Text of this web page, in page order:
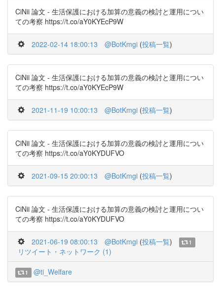
CiNii 論文 - 生活保護における加算の意義の検討と運用につい
ての考察 https://t.co/aY0KYEcP9W
2022-02-14 18:00:13 @BotKmgi (投稿一覧)
CiNii 論文 - 生活保護における加算の意義の検討と運用につい
ての考察 https://t.co/aY0KYEcP9W
2021-11-19 10:00:13 @BotKmgi (投稿一覧)
CiNii 論文 - 生活保護における加算の意義の検討と運用につい
ての考察 https://t.co/aY0KYDUFVO
2021-09-15 20:00:13 @BotKmgi (投稿一覧)
CiNii 論文 - 生活保護における加算の意義の検討と運用につい
ての考察 https://t.co/aY0KYDUFVO
2021-06-19 08:00:13 @BotKmgi (投稿一覧) 1
リツイート・ネットワーク (1)
1 @ti_Welfare